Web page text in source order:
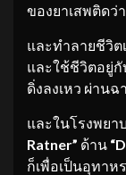
ของยาเสพติดว่
และทำลายชีวิต
และใช้ชีวิตอยู่กั
ดิ่งลงเหว ผ่าน
และในโรงพยา
Ratner” ด้าน
ก็เพื่อเป็นอุทา